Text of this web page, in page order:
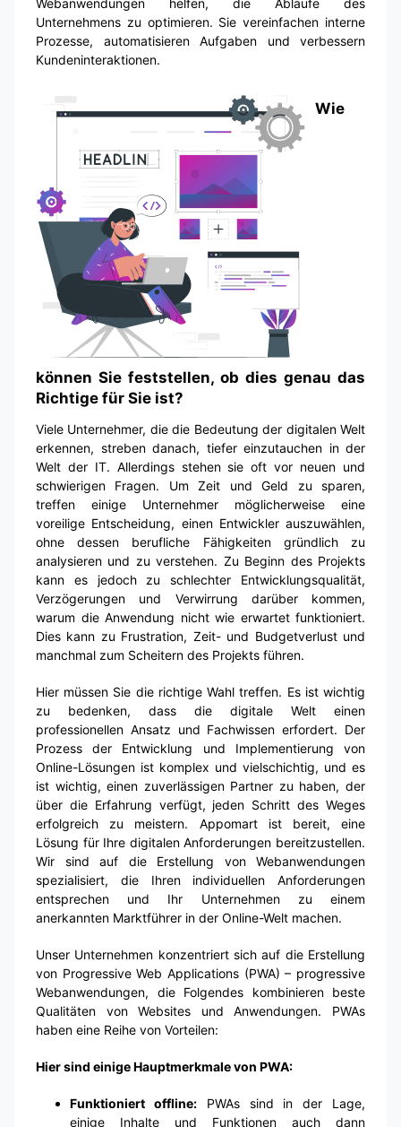
Unternehmens zu optimieren. Sie vereinfachen interne
Prozesse, automatisieren Aufgaben und verbessern
Kundeninteraktionen.
Wie
können Sie feststellen, ob dies genau das
Richtige für Sie ist?
Viele Unternehmer, die die Bedeutung der digitalen Welt
erkennen, streben danach, tiefer einzutauchen in der
Welt der IT. Allerdings stehen sie oft vor neuen und
schwierigen Fragen. Um Zeit und Geld zu sparen,
treffen einige Unternehmer möglicherweise eine
voreilige Entscheidung, einen Entwickler auszuwählen,
ohne dessen berufliche Fähigkeiten gründlich zu
analysieren und zu verstehen. Zu Beginn des Projekts
kann es jedoch zu schlechter Entwicklungsqualität,
Verzögerungen und Verwirrung darüber kommen,
warum die Anwendung nicht wie erwartet funktioniert.
Dies kann zu Frustration, Zeit- und Budgetverlust und
manchmal zum Scheitern des Projekts führen.
Hier müssen Sie die richtige Wahl treffen. Es ist wichtig
zu bedenken, dass die digitale Welt einen
professionellen Ansatz und Fachwissen erfordert. Der
Prozess der Entwicklung und Implementierung von
Online-Lösungen ist komplex und vielschichtig, und es
ist wichtig, einen zuverlässigen Partner zu haben, der
über die Erfahrung verfügt, jeden Schritt des Weges
erfolgreich zu meistern. Appomart ist bereit, eine
Lösung für Ihre digitalen Anforderungen bereitzustellen.
Wir sind auf die Erstellung von Webanwendungen
spezialisiert, die Ihren individuellen Anforderungen
entsprechen und Ihr Unternehmen zu einem
anerkannten Marktführer in der Online-Welt machen.
Unser Unternehmen konzentriert sich auf die Erstellung
von Progressive Web Applications (PWA) – progressive
Webanwendungen, die Folgendes kombinieren beste
Qualitäten von Websites und Anwendungen. PWAs
haben eine Reihe von Vorteilen:
Hier sind einige Hauptmerkmale von PWA:
Funktioniert offline:PWAs sind in der Lage,
einige Inhalte und Funktionen auch dann